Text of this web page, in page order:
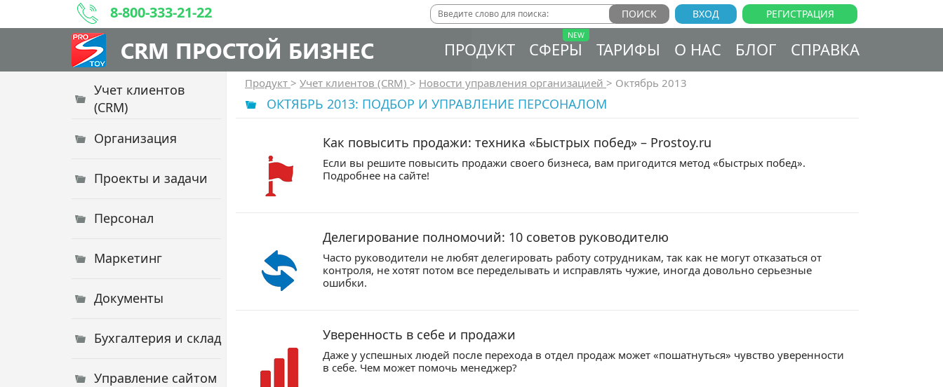
8-800-333-21-22 РЕГИСТРАЦИЯ
ВХОД
CRM ПРОСТОЙ БИЗНЕС ПРОДУКТ СФЕРЫ ТАРИФЫ О НАС БЛОГ СПРАВКА
Учет клиентов
(CRM)
Организация
Проекты и задачи
Персонал
Маркетинг
Документы
Бухгалтерия и склад
Управление сайтом
Продукт > Учет клиентов (CRM) > Новости управления организацией > Октябрь 2013
ОКТЯБРЬ 2013: ПОДБОР И УПРАВЛЕНИЕ ПЕРСОНАЛОМ
Как повысить продажи: техника «Быстрых побед» – Prostoy.ru
Если вы решите повысить продажи своего бизнеса, вам пригодится метод «быстрых побед».
Подробнее на сайте!
Делегирование полномочий: 10 советов руководителю
Часто руководители не любят делегировать работу сотрудникам, так как не могут отказаться от
контроля, не хотят потом все переделывать и исправлять чужие, иногда довольно серьезные
ошибки.
Уверенность в себе и продажи
Даже у успешных людей после перехода в отдел продаж может «пошатнуться» чувство уверенности
в себе. Чем может помочь менеджер?